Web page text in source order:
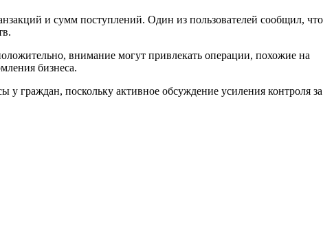
и сумм поступлений. Один из пользователей сообщил, что
внимание могут привлекать операции, похожие на
бизнеса.
у граждан, поскольку активное обсуждение усиления контроля за